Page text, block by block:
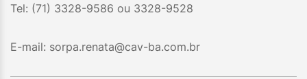
Tel: (71) 3328-9586 ou 3328-9528
E-mail: sorpa.renata@cav-ba.com.br